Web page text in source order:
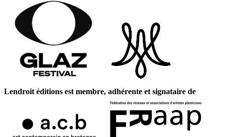
Lendroit éditions est membre, adhérente et signataire de